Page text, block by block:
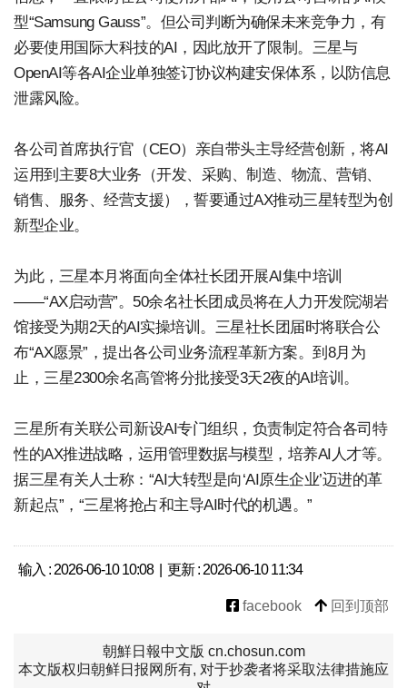
型“Samsung Gauss”。但公司判断为确保未来竞争力，有
必要使用国际大科技的AI，因此放开了限制。三星与
OpenAI等各AI企业单独签订协议构建安保体系，以防信息
泄露风险。
各公司首席执行官（CEO）亲自带头主导经营创新，将AI
运用到主要8大业务（开发、采购、制造、物流、营销、
销售、服务、经营支援），誓要通过AX推动三星转型为创
新型企业。
为此，三星本月将面向全体社长团开展AI集中培训
——“AX启动营”。50余名社长团成员将在人力开发院湖岩
馆接受为期2天的AI实操培训。三星社长团届时将联合公
布“AX愿景”，提出各公司业务流程革新方案。到8月为
止，三星2300余名高管将分批接受3天2夜的AI培训。
三星所有关联公司新设AI专门组织，负责制定符合各司特
性的AX推进战略，运用管理数据与模型，培养AI人才等。
据三星有关人士称：“AI大转型是向‘AI原生企业’迈进的革
新起点”，“三星将抢占和主导AI时代的机遇。”
输入 : 2026-06-10 10:08 | 更新 : 2026-06-10 11:34
facebook 回到顶部
朝鮮日報中文版 cn.chosun.com
本文版权归朝鲜日报网所有, 对于抄袭者将采取法律措施应